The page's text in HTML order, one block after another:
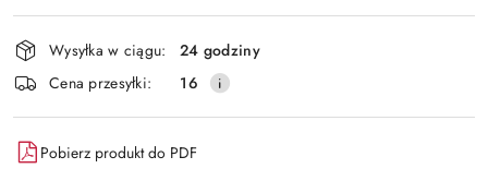
Wyślij
Dostępność
i
dostawa
Wysyłka w ciągu:
24 godziny
Cena przesyłki:
16
Pobierz produkt do PDF